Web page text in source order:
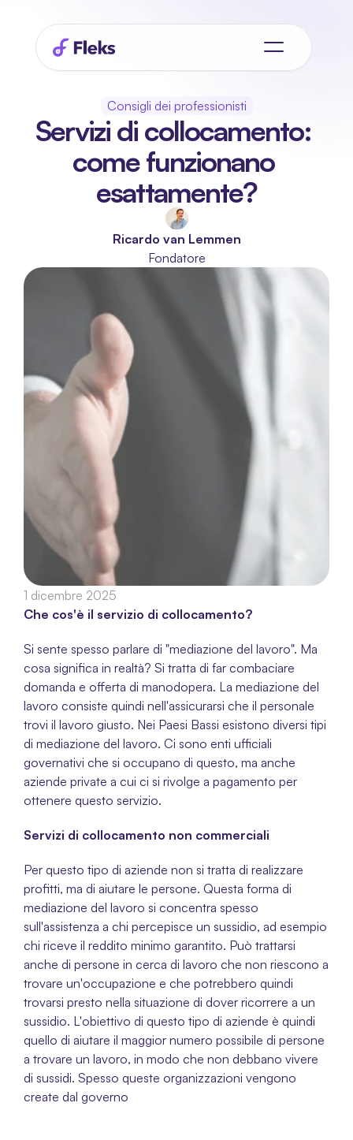
Consigli dei professionisti
Servizi di collocamento:
come funzionano
esattamente?
Ricardo van Lemmen
Fondatore
1 dicembre 2025
Che cos'è il servizio di collocamento?
Si sente spesso parlare di "mediazione del lavoro". Ma
cosa significa in realtà? Si tratta di far combaciare
domanda e offerta di manodopera. La mediazione del
lavoro consiste quindi nell'assicurarsi che il personale
trovi il lavoro giusto. Nei Paesi Bassi esistono diversi tipi
di mediazione del lavoro. Ci sono enti ufficiali
governativi che si occupano di questo, ma anche
aziende private a cui ci si rivolge a pagamento per
ottenere questo servizio.
Servizi di collocamento non commerciali
Per questo tipo di aziende non si tratta di realizzare
profitti, ma di aiutare le persone. Questa forma di
mediazione del lavoro si concentra spesso
sull'assistenza a chi percepisce un sussidio, ad esempio
chi riceve il reddito minimo garantito. Può trattarsi
anche di persone in cerca di lavoro che non riescono a
trovare un'occupazione e che potrebbero quindi
trovarsi presto nella situazione di dover ricorrere a un
sussidio. L'obiettivo di questo tipo di aziende è quindi
quello di aiutare il maggior numero possibile di persone
a trovare un lavoro, in modo che non debbano vivere
di sussidi. Spesso queste organizzazioni vengono
create dal governo